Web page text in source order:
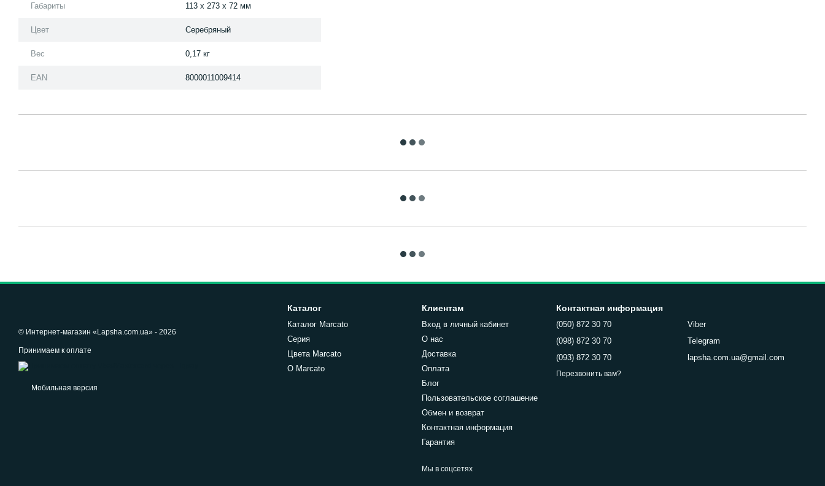
Габариты 113 x 273 x 72 мм
Цвет Серебряный
Вес 0,17 кг
EAN 8000011009414
© Интернет-магазин «Lapsha.com.ua» - 2026
Принимаем к оплате
Мобильная версия
Каталог
Каталог Marcato
Серия
Цвета Marcato
О Marcato
Клиентам
Вход в личный кабинет
О нас
Доставка
Оплата
Блог
Пользовательское соглашение
Обмен и возврат
Контактная информация
Гарантия
Мы в соцсетях
Контактная информация
(050) 872 30 70
(098) 872 30 70
(093) 872 30 70
Перезвонить вам?
Viber
Telegram
lapsha.com.ua@gmail.com